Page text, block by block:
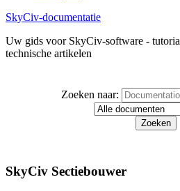
SkyCiv-documentatie
Uw gids voor SkyCiv-software -
technische artikelen
Zoeken naar:
SkyCiv Sectiebouwer